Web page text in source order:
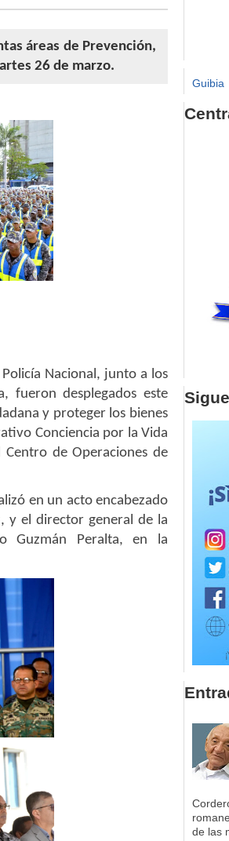
áreas de Prevención,
26 de marzo.
Nacional, junto a los
fueron desplegados este
y proteger los bienes
Conciencia por la Vida
de Operaciones de
en un acto encabezado
y el director general de la
Guzmán Peralta, en la
Guibia
de las